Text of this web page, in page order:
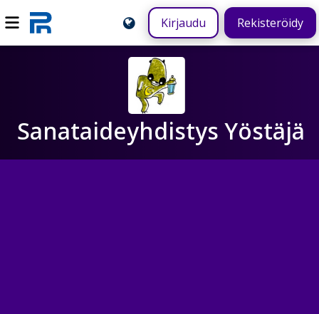
Kirjaudu Rekisteröidy
Sanataideyhdistys Yöstäjä